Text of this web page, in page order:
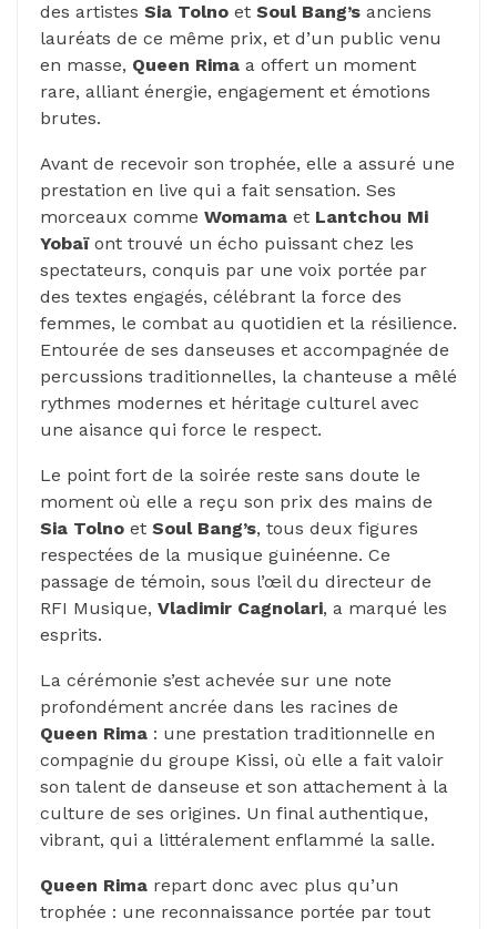
des artistes Sia Tolno et Soul Bang’s anciens
lauréats de ce même prix, et d’un public venu
en masse, Queen Rima a offert un moment
rare, alliant énergie, engagement et émotions
brutes.
Avant de recevoir son trophée, elle a assuré une
prestation en live qui a fait sensation. Ses
morceaux comme Womama et Lantchou Mi
Yobaïont trouvé un écho puissant chez les
spectateurs, conquis par une voix portée par
des textes engagés, célébrant la force des
femmes, le combat au quotidien et la résilience.
Entourée de ses danseuses et accompagnée de
percussions traditionnelles, la chanteuse a mêlé
rythmes modernes et héritage culturel avec
une aisance qui force le respect.
Le point fort de la soirée reste sans doute le
moment où elle a reçu son prix des mains de
Sia Tolno et Soul Bang’s, tous deux figures
respectées de la musique guinéenne. Ce
passage de témoin, sous l’œil du directeur de
RFI Musique, Vladimir Cagnolari, a marqué les
esprits.
La cérémonie s’est achevée sur une note
profondément ancrée dans les racines de
Queen Rima : une prestation traditionnelle en
compagnie du groupe Kissi, où elle a fait valoir
son talent de danseuse et son attachement à la
culture de ses origines. Un final authentique,
vibrant, qui a littéralement enflammé la salle.
Queen Rima repart donc avec plus qu’un
trophée : une reconnaissance portée par tout